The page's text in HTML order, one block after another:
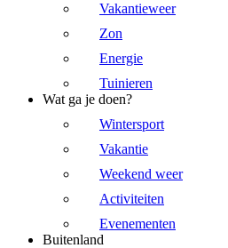
Vakantieweer
Zon
Energie
Tuinieren
Wat ga je doen?
Wintersport
Vakantie
Weekend weer
Activiteiten
Evenementen
Buitenland